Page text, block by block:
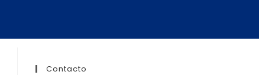
Contacto